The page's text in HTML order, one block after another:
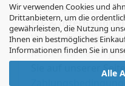
Wir verwenden Cookies und
Drittanbietern, um die
gewährleisten, die Nutzung
Ihnen ein bestmögliches
Informationen finden Sie in
Alle
automatisch.
EU- &
Versand erfolgt per
Kosten variieren je
Sie auf unserer